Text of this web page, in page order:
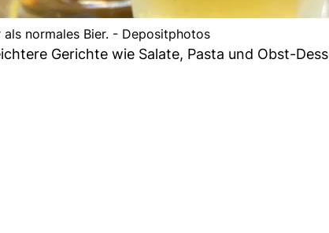
normales Bier. - Depositphotos
Gerichte wie Salate, Pasta und Obst-